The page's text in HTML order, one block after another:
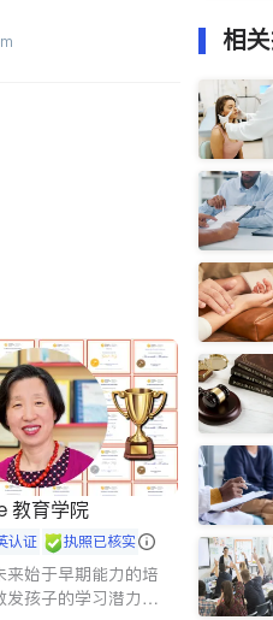
教育学院
认证 执照已核实
来始于早期能力的培
发孩子的学习潜力和
相